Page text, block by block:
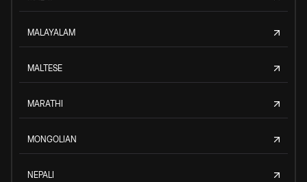
MALAYALAM
MALTESE
MARATHI
MONGOLIAN
NEPALI